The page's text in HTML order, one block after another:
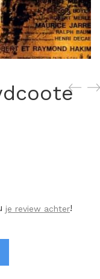
je review achter!